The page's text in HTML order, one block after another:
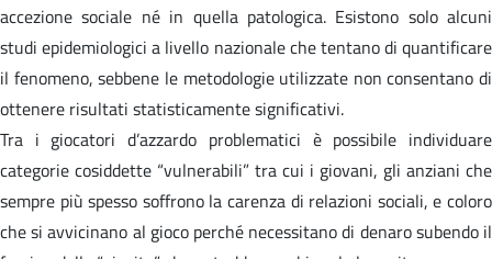
accezione sociale né in quella patologica. Esistono solo alcuni
studi epidemiologici a livello nazionale che tentano di quantificare
il fenomeno, sebbene le metodologie utilizzate non consentano di
ottenere risultati statisticamente significativi.
Tra i giocatori d’azzardo problematici è possibile individuare
categorie cosiddette “vulnerabili” tra cui i giovani, gli anziani che
sempre più spesso soffrono la carenza di relazioni sociali, e coloro
che si avvicinano al gioco perché necessitano di denaro subendo il